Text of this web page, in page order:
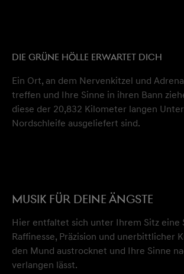
DIE GRÜNE HÖLLE ERWARTET DICH
Ein Ort, an dem Nervenkitzel und
treffen und Ihre Sinne in ihren Bann
diese der 20,832 Kilometer langen
Nordschleife ausgeliefert sind.
MUSIK FÜR DEINE ÄNGSTE
Hier entfaltet sich unter Ihrem Sitz eine
Raffinesse, Präzision und unerbittlicher
den Mund austrocknet und Ihre Sinne
verlangen lässt.